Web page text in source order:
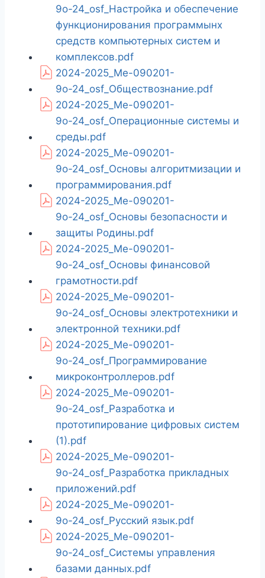
9о-24_osf_Настройка и обеспечение
функционирования программынх
средств компьютерных систем и
комплексов.pdf
2024-2025_Ме-090201-
9о-24_osf_Обществознание.pdf
2024-2025_Ме-090201-
9о-24_osf_Операционные системы и
среды.pdf
2024-2025_Ме-090201-
9о-24_osf_Основы алгоритмизации и
программирования.pdf
2024-2025_Ме-090201-
9о-24_osf_Основы безопасности и
защиты Родины.pdf
2024-2025_Ме-090201-
9о-24_osf_Основы финансовой
грамотности.pdf
2024-2025_Ме-090201-
9о-24_osf_Основы электротехники и
электронной техники.pdf
2024-2025_Ме-090201-
9о-24_osf_Программирование
микроконтроллеров.pdf
2024-2025_Ме-090201-
9о-24_osf_Разработка и
прототипирование цифровых систем
(1).pdf
2024-2025_Ме-090201-
9о-24_osf_Разработка прикладных
приложений.pdf
2024-2025_Ме-090201-
9о-24_osf_Русский язык.pdf
2024-2025_Ме-090201-
9о-24_osf_Системы управления
базами данных.pdf